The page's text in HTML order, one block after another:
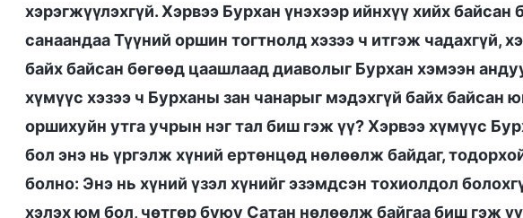
хэрэгжүүлэхгүй. Хэрвээ Бурхан үнэхээр ийнхүү хийх
санаандаа Түүний оршин тогтнолд хэзээ ч итгэж чадахгүй,
байх байсан бөгөөд цаашлаад диаволыг Бурхан хэмээн
хүмүүс хэзээ ч Бурханы зан чанарыг мэдэхгүй байх байсан
оршихуйн утга учрын нэг тал биш гэж үү? Хэрвээ хүмүүс
бол энэ нь үргэлж хүний ертөнцөд нөлөөлж байдаг,
болно: Энэ нь хүний үзэл хүнийг эзэмдсэн тохиолдол
хэлэх юм бол, чөтгөр буюу Сатан нөлөөлж байгаа биш гэж